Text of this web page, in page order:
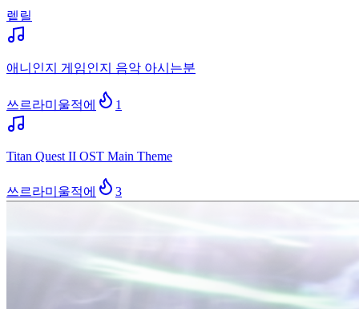
렡릴
애니인지 게임인지 음악 아시는분
쓰르라미울적에 1
Titan Quest II OST Main Theme
쓰르라미울적에 3